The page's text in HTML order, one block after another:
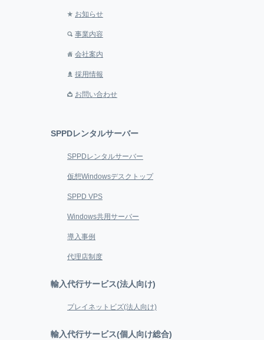
お知らせ
事業内容
会社案内
採用情報
お問い合わせ
SPPDレンタルサーバー
SPPDレンタルサーバー
仮想Windowsデスクトップ
SPPD VPS
Windows共用サーバー
導入事例
代理店制度
輸入代行サービス(法人向け)
プレイネットビズ(法人向け)
輸入代行サービス(個人向け総合)